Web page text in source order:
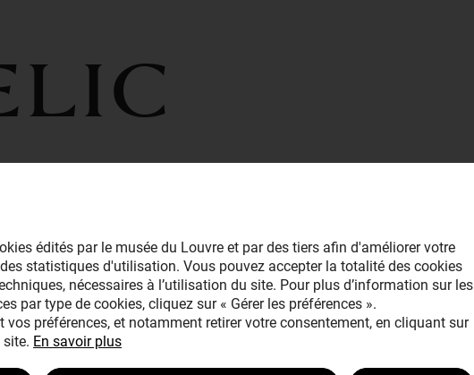
édités par le musée du Louvre et par des tiers afin d'améliorer votre
statistiques d'utilisation. Vous pouvez accepter la totalité des cookies
nécessaires à l’utilisation du site. Pour plus d’information sur les
par type de cookies, cliquez sur « Gérer les préférences ».
préférences, et notamment retirer votre consentement, en cliquant sur
site. En savoir plus